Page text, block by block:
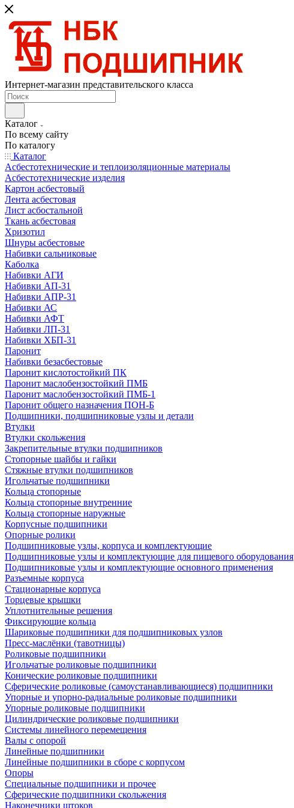
Интернет-магазин представительского класса
Каталог
По всему сайту
По каталогу
Каталог
Асбестотехнические и теплоизоляционные материалы
Асбестотехнические изделия
Картон асбестовый
Лента асбестовая
Лист асбостальной
Ткань асбестовая
Хризотил
Шнуры асбестовые
Набивки сальниковые
Каболка
Набивки АГИ
Набивки АП-31
Набивки АПР-31
Набивки АС
Набивки АФТ
Набивки ЛП-31
Набивки ХБП-31
Паронит
Набивки безасбестовые
Паронит кислотостойкий ПК
Паронит маслобензостойкий ПМБ
Паронит маслобензостойкий ПМБ-1
Паронит общего назначения ПОН-Б
Подшипники, подшипниковые узлы и детали
Втулки
Втулки скольжения
Закрепительные втулки подшипников
Стопорные шайбы и гайки
Стяжные втулки подшипников
Игольчатые подшипники
Кольца стопорные
Кольца стопорные внутренние
Кольца стопорные наружные
Корпусные подшипники
Опорные ролики
Подшипниковые узлы, корпуса и комплектующие
Подшипниковые узлы и комплектующие для пищевого оборудования
Подшипниковые узлы и комплектующие основного применения
Разъемные корпуса
Стационарные корпуса
Торцевые крышки
Уплотнительные решения
Фиксирующие кольца
Шариковые подшипники для подшипниковых узлов
Пресс-маслёнки (тавотницы)
Роликовые подшипники
Игольчатые роликовые подшипники
Конические роликовые подшипники
Сферические роликовые (самоустанавливающиеся) подшипники
Упорные и упорно-радиальные роликовые подшипники
Упорные роликовые подшипники
Цилиндрические роликовые подшипники
Системы линейного перемещения
Валы с опорой
Линейные подшипники
Линейные подшипники в сборе с корпусом
Опоры
Специальные подшипники и прочее
Сферические подшипники скольжения
Наконечники штоков